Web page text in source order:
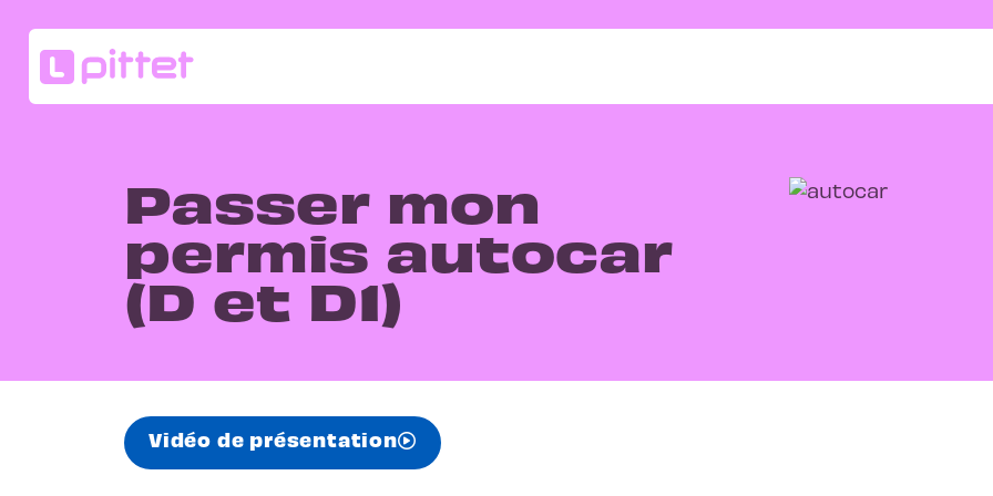
Passer mon
permis autocar
(D et D1)
Vidéo de présentation